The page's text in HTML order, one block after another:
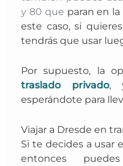
y 80 que paran en
este caso, si
tendrás que usar
Por supuesto, la
traslado privado,
esperándote para
Viajar a Dresde en
Si te decides a usar
entonces